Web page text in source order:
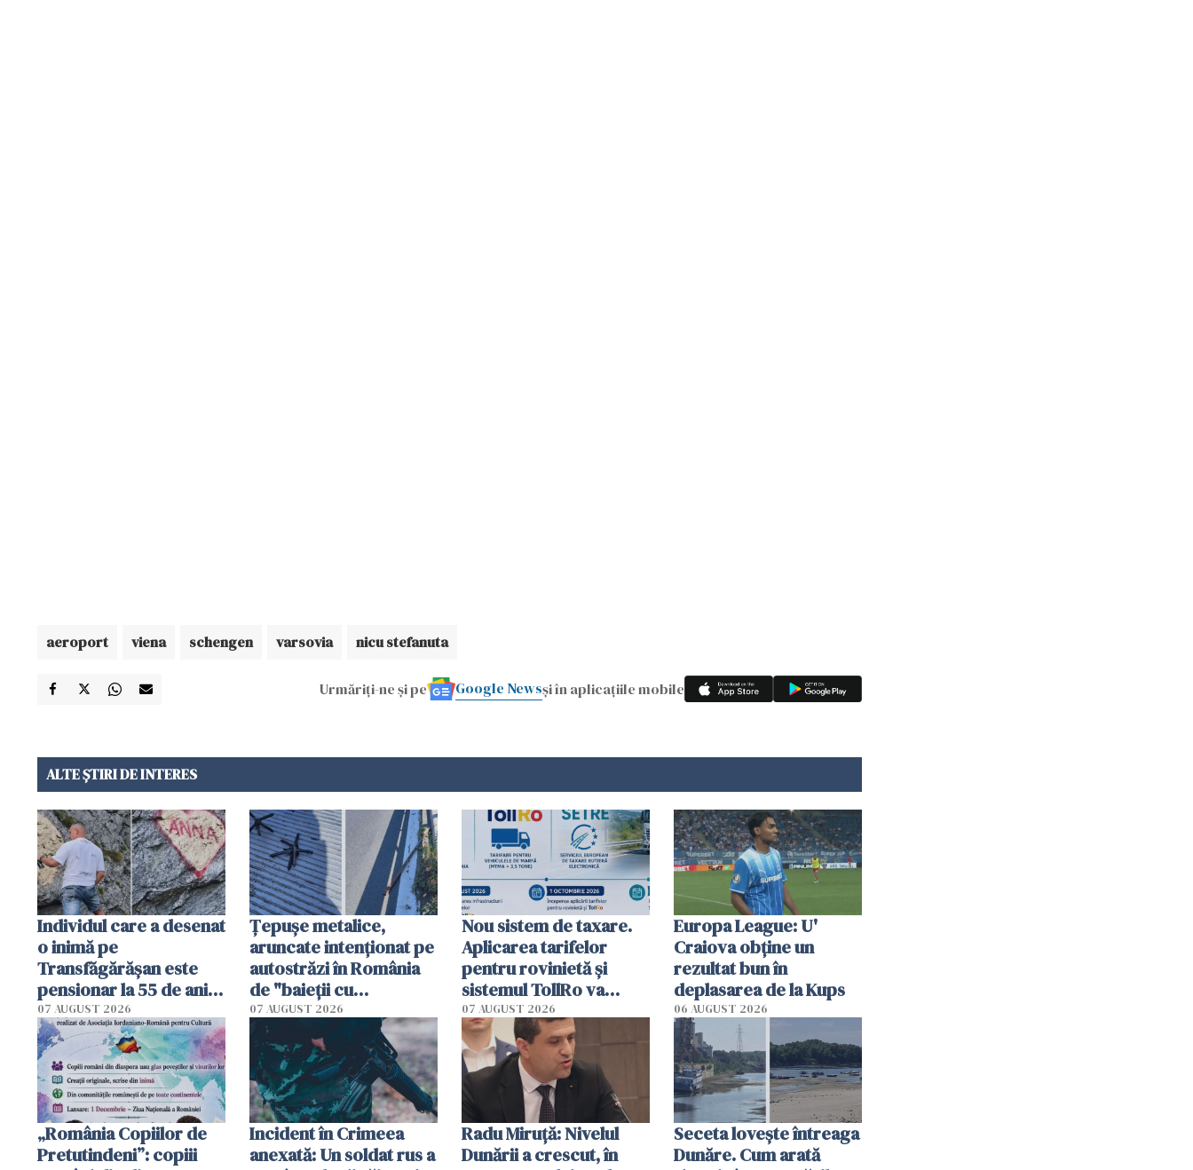
aeroport viena schengen varsovia nicu stefanuta
Urmăriți-ne și pe Google Newsși în aplicațiile mobile
ALTE ȘTIRI DE INTERES
Individul care a desenat
o inimă pe
Transfăgărășan este
pensionar la 55 de ani.
Poliția l-a identificat
07 AUGUST 2026
Țepușe metalice,
aruncate intenționat pe
autostrăzi în România
de "baieții cu
platforme": "Mi-au
cerut 1200 lei să mă
tracteze"
07 AUGUST 2026
Nou sistem de taxare.
Aplicarea tarifelor
pentru rovinietă şi
sistemul TollRo va
începe la 1 octombrie
07 AUGUST 2026
Europa League: U'
Craiova obține un
rezultat bun în
deplasarea de la Kups
06 AUGUST 2026
„România Copiilor de
Pretutindeni”: copiii
Incident în Crimeea
anexată: Un soldat rus a
Radu Miruţă: Nivelul
Dunării a crescut, în
Seceta lovește întreaga
Dunăre. Cum arată